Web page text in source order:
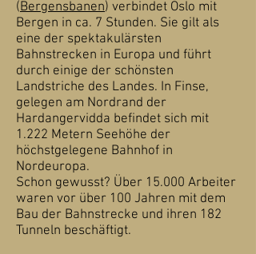
(Bergensbanen) verbindet Oslo mit
Bergen in ca. 7 Stunden. Sie gilt als
eine der spektakulärsten
Bahnstrecken in Europa und führt
durch einige der schönsten
Landstriche des Landes. In Finse,
gelegen am Nordrand der
Hardangervidda befindet sich mit
1.222 Metern Seehöhe der
höchstgelegene Bahnhof in
Nordeuropa.
Schon gewusst? Über 15.000 Arbeiter
waren vor über 100 Jahren mit dem
Bau der Bahnstrecke und ihren 182
Tunneln beschäftigt.